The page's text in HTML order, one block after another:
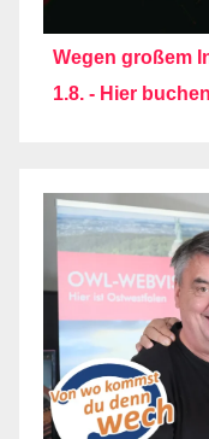
Wegen großem
1.8. - Hier